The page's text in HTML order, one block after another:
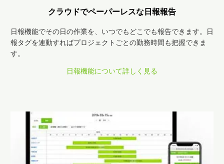
クラウドでペーパーレスな日報報告
日報機能でその日の作業を、いつでもどこでも報告できます。日
報タグを連動すればプロジェクトごとの勤務時間も把握できま
す。
日報機能について詳しく見る